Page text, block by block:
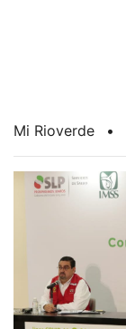
Mi Rioverde •